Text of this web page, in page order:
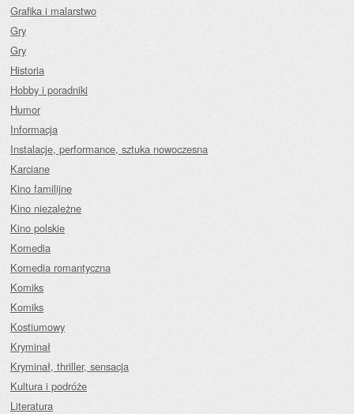
Grafika i malarstwo
Gry
Gry
Historia
Hobby i poradniki
Humor
Informacja
Instalacje, performance, sztuka nowoczesna
Karciane
Kino familijne
Kino niezależne
Kino polskie
Komedia
Komedia romantyczna
Komiks
Komiks
Kostiumowy
Kryminał
Kryminał, thriller, sensacja
Kultura i podróże
Literatura